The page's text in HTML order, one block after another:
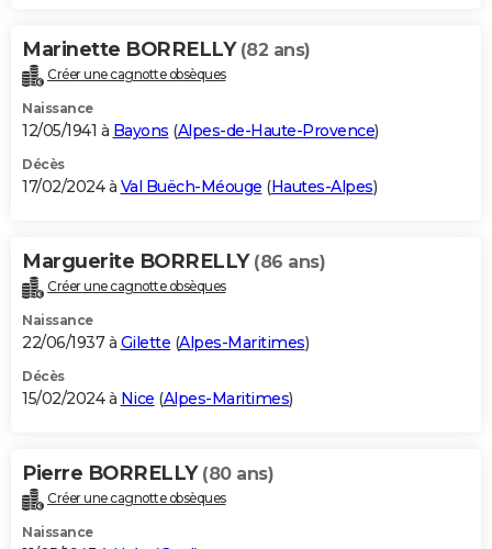
Marinette BORRELLY (82 ans)
Créer une cagnotte obsèques
Naissance
12/05/1941 à Bayons (Alpes-de-Haute-Provence)
Décès
17/02/2024 à Val Buëch-Méouge (Hautes-Alpes)
Marguerite BORRELLY (86 ans)
Créer une cagnotte obsèques
Naissance
22/06/1937 à Gilette (Alpes-Maritimes)
Décès
15/02/2024 à Nice (Alpes-Maritimes)
Pierre BORRELLY (80 ans)
Créer une cagnotte obsèques
Naissance